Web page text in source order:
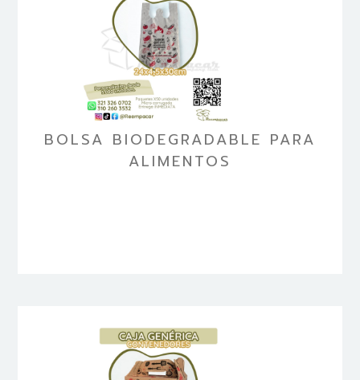
BOLSA BIODEGRADABLE PARA
ALIMENTOS